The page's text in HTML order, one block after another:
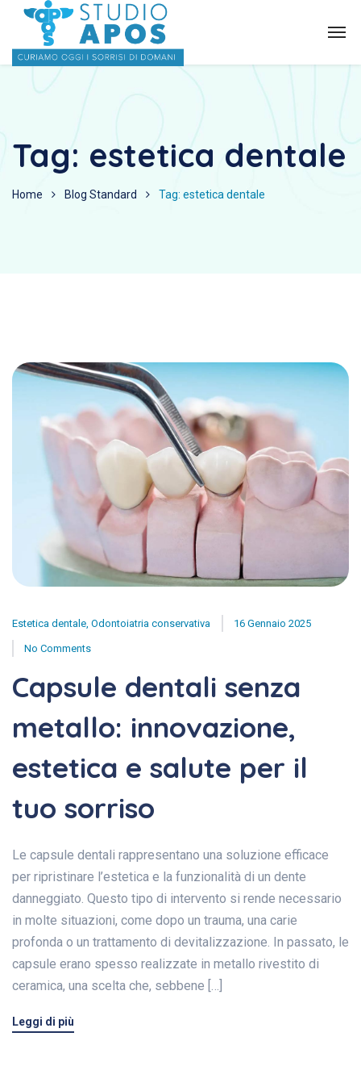
Tag: estetica dentale
Home Blog Standard Tag: estetica dentale
Estetica dentale Odontoiatria conservativa 16 Gennaio 2025
No Comments
Capsule dentali senza
metallo: innovazione,
estetica e salute per il
tuo sorriso
Le capsule dentali rappresentano una soluzione efficace
per ripristinare l’estetica e la funzionalità di un dente
danneggiato. Questo tipo di intervento si rende necessario
in molte situazioni, come dopo un trauma, una carie
profonda o un trattamento di devitalizzazione. In passato, le
capsule erano spesso realizzate in metallo rivestito di
ceramica, una scelta che, sebbene […]
Leggi di più